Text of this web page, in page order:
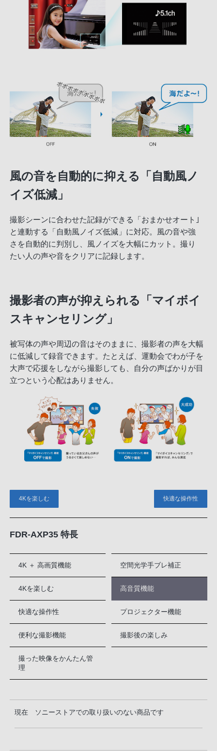
風の音を自動的に抑える「自動風ノ
イズ低減」
撮影シーンに合わせた記録ができる「おまかせオート｣
と連動する「自動風ノイズ低減」に対応。風の音や強
さを自動的に判別し、風ノイズを大幅にカット。撮り
たい人の声や音をクリアに記録します。
撮影者の声が抑えられる「マイボイ
スキャンセリング」
被写体の声や周辺の音はそのままに、撮影者の声を大幅
に低減して録音できます。たとえば、運動会でわが子を
大声で応援をしながら撮影しても、自分の声ばかりが目
立つという心配はありません。
4Kを楽しむ 快適な操作性
FDR-AXP35 特長
4K ＋ 高画質機能 空間光学手ブレ補正
4Kを楽しむ 高音質機能
快適な操作性 プロジェクター機能
便利な撮影機能 撮影後の楽しみ
撮った映像をかんたん管
理
現在 ソニーストアでの取り扱いのない商品です